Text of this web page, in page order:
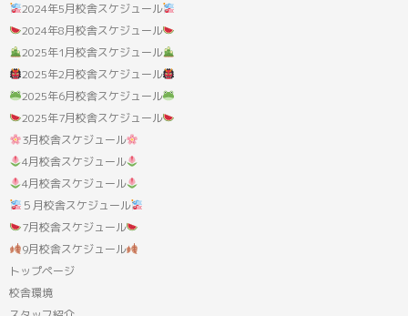
2024年5月校舎スケジュール
2024年8月校舎スケジュール
2025年1月校舎スケジュール
2025年2月校舎スケジュール
2025年6月校舎スケジュール
2025年7月校舎スケジュール
3月校舎スケジュール
4月校舎スケジュール
4月校舎スケジュール
５月校舎スケジュール
7月校舎スケジュール
9月校舎スケジュール
トップページ
校舎環境